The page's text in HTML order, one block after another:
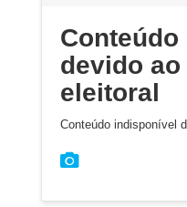
devido
eleitoral
Conteúdo indisponível